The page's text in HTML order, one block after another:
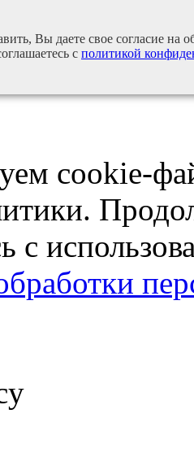
Вы даете свое согласие на
с политикой
cookie-
с